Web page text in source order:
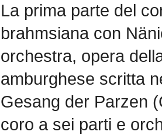
La prima parte del
brahmsiana con
orchestra, opera
amburghese scritta
Gesang der Parzen
coro a sei parti e